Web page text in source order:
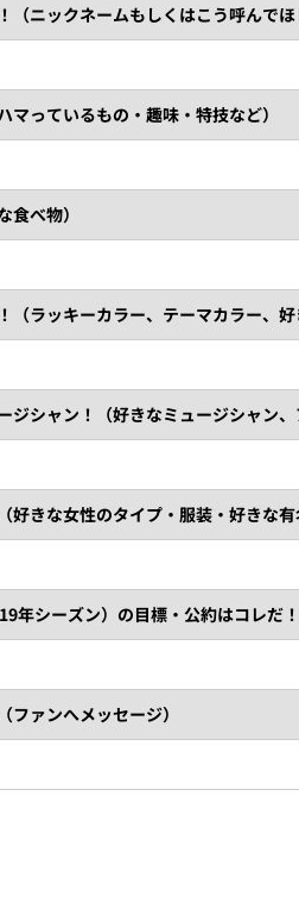
（ニックネームもしくはこう呼んでほ
っているもの・趣味・特技など）
べ物）
（ラッキーカラー、テーマカラー、好
ジシャン！（好きなミュージシャン、
好きな女性のタイプ・服装・好きな有
年シーズン）の目標・公約はコレだ！
ァンへメッセージ）